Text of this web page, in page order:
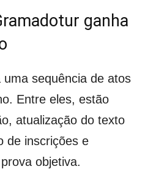
ganha
uma sequência de atos
Entre eles, estão
atualização do texto
de inscrições e
objetiva.